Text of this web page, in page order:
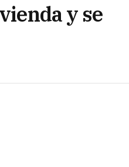
y se